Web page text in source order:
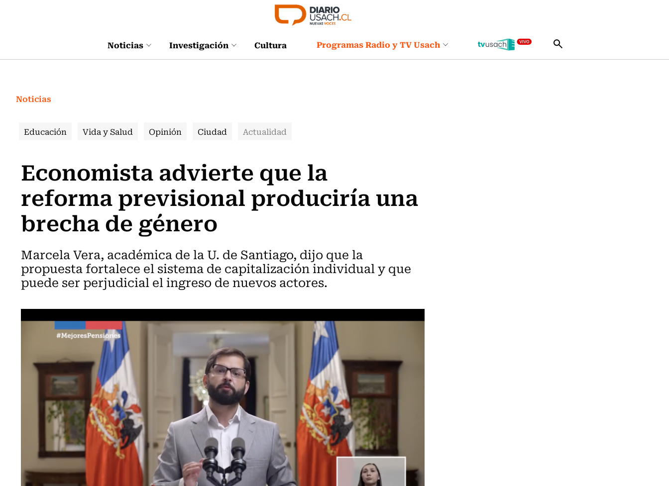
Noticias Investigación Cultura Programas Radio y TV Usach
Noticias
Educación Vida y Salud Opinión Ciudad Actualidad
Economista advierte que la
reforma previsional produciría una
brecha de género
Marcela Vera, académica de la U. de Santiago, dijo que la
propuesta fortalece el sistema de capitalización individual y que
puede ser perjudicial el ingreso de nuevos actores.